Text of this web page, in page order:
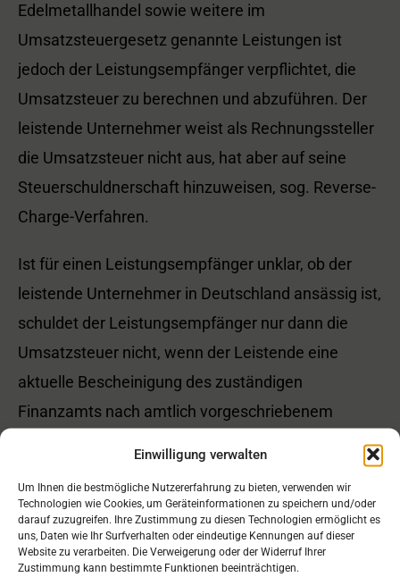
Einwilligung verwalten
Um Ihnen die bestmögliche Nutzererfahrung zu bieten, verwenden wir
Technologien wie Cookies, um Geräteinformationen zu speichern und/oder
darauf zuzugreifen. Ihre Zustimmung zu diesen Technologien ermöglicht es
uns, Daten wie Ihr Surfverhalten oder eindeutige Kennungen auf dieser
Website zu verarbeiten. Die Verweigerung oder der Widerruf Ihrer
Zustimmung kann bestimmte Funktionen beeinträchtigen.
Edelmetallhandel sowie weitere im
Umsatzsteuergesetz genannte Leistungen ist
jedoch der Leistungsempfänger verpflichtet, die
Umsatzsteuer zu berechnen und abzuführen. Der
leistende Unternehmer weist als Rechnungssteller
die Umsatzsteuer nicht aus, hat aber auf seine
Steuerschuldnerschaft hinzuweisen, sog. Reverse-
Charge-Verfahren.
Ist für einen Leistungsempfänger unklar, ob der
leistende Unternehmer in Deutschland ansässig ist,
schuldet der Leistungsempfänger nur dann die
Umsatzsteuer nicht, wenn der Leistende eine
aktuelle Bescheinigung des zuständigen
Finanzamts nach amtlich vorgeschriebenem
Das neue Muster der Finanzverwaltung enthält
einige redaktionelle Änderungen, den Wegfall des